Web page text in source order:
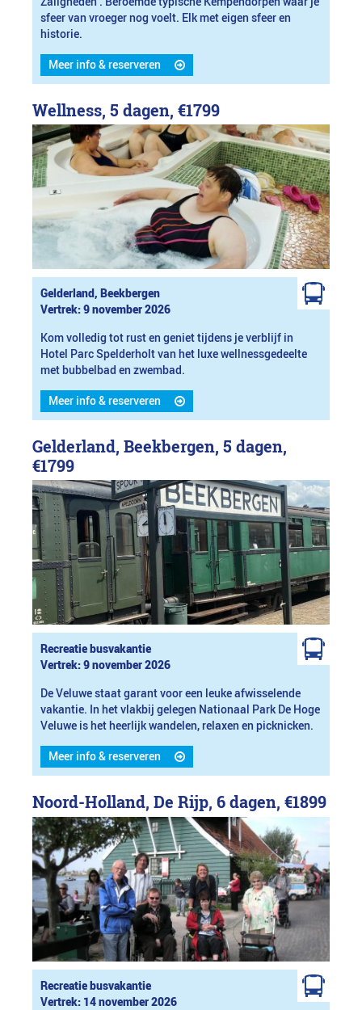
sfeer van vroeger nog voelt. Elk met eigen sfeer en
historie.
Meer info & reserveren
Wellness, 5 dagen, €1799
Gelderland, Beekbergen
Vertrek: 9 november 2026
Kom volledig tot rust en geniet tijdens je verblijf in
Hotel Parc Spelderholt van het luxe wellnessgedeelte
met bubbelbad en zwembad.
Meer info & reserveren
Gelderland, Beekbergen, 5 dagen,
€1799
Recreatie busvakantie
Vertrek: 9 november 2026
De Veluwe staat garant voor een leuke afwisselende
vakantie. In het vlakbij gelegen Nationaal Park De Hoge
Veluwe is het heerlijk wandelen, relaxen en picknicken.
Meer info & reserveren
Noord-Holland, De Rijp, 6 dagen, €1899
Recreatie busvakantie
Vertrek: 14 november 2026